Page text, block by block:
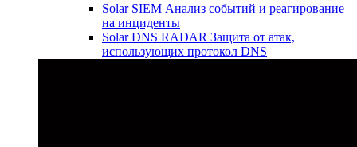
Solar SIEM Анализ событий и реагирование
на инциденты
Solar DNS RADAR Защита от атак,
использующих протокол DNS